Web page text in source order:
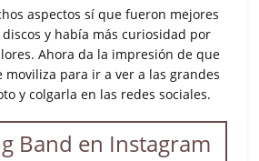
aspectos sí que fueron mejores
y había más curiosidad por
Ahora da la impresión de que
moviliza para ir a ver a las grandes
y colgarla en las redes sociales.
Band en Instagram